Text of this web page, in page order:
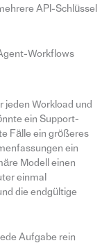
API-Schlüssel
Workflows
jeden Workload und
ein Support-
Fälle ein größeres
ein
Modell einen
einmal
die endgültige
Aufgabe rein